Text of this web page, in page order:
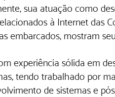
sua atuação como
à Internet das
embarcados, mostram
experiência sólida em
tendo trabalhado por
de sistemas e